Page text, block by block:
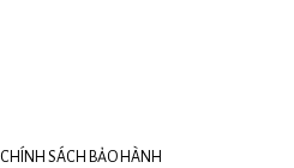
CHÍNH SÁCH BẢO HÀNH